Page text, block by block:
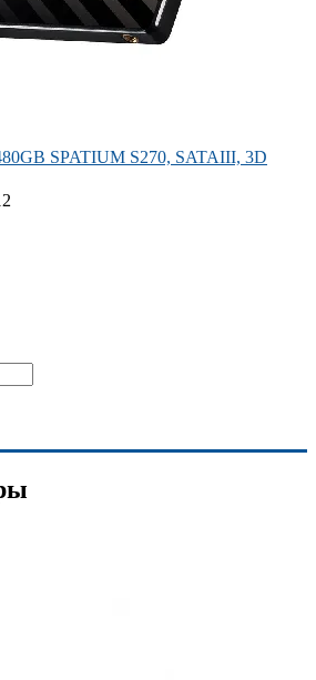
SPATIUM S270, SATAIII, 3D